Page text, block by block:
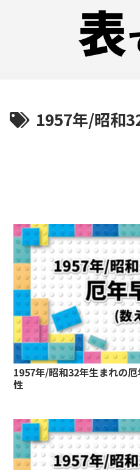
1957年/昭和
1957年/昭和32年生まれの
性